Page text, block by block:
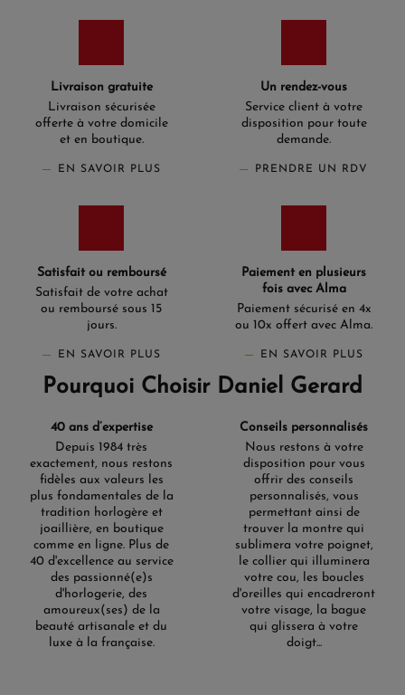
Livraison gratuite
Livraison sécurisée
offerte à votre domicile
et en boutique.
EN SAVOIR PLUS
Un rendez-vous
Service client à votre
disposition pour toute
demande.
PRENDRE UN RDV
Satisfait ou remboursé
Satisfait de votre achat
ou remboursé sous 15
jours.
EN SAVOIR PLUS
Paiement en plusieurs
fois avec Alma
Paiement sécurisé en 4x
ou 10x offert avec Alma.
EN SAVOIR PLUS
Pourquoi Choisir Daniel Gerard
40 ans d’expertise
Depuis 1984 très
exactement, nous restons
fidèles aux valeurs les
plus fondamentales de la
tradition horlogère et
joaillière, en boutique
comme en ligne. Plus de
40 d'excellence au service
des passionné(e)s
d'horlogerie, des
amoureux(ses) de la
beauté artisanale et du
luxe à la française.
Conseils personnalisés
Nous restons à votre
disposition pour vous
offrir des conseils
personnalisés, vous
permettant ainsi de
trouver la montre qui
sublimera votre poignet,
le collier qui illuminera
votre cou, les boucles
d'oreilles qui encadreront
votre visage, la bague
qui glissera à votre
doigt...